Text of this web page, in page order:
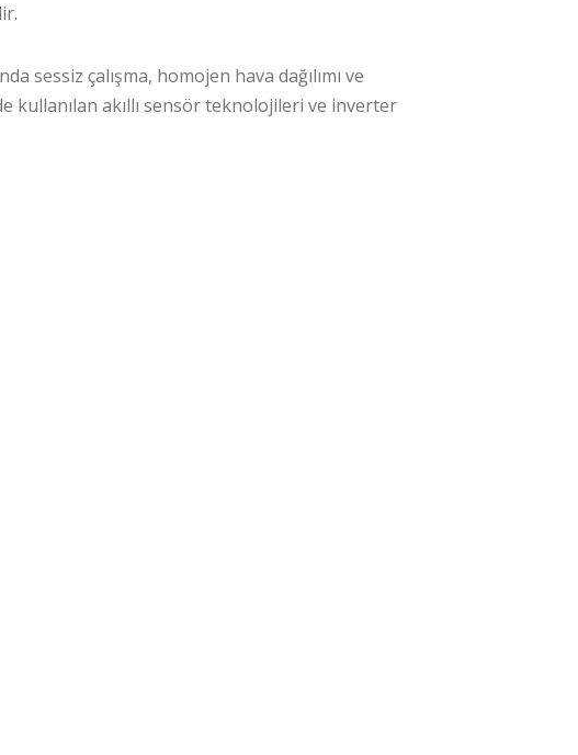
sessiz çalışma, homojen hava dağılımı ve
kullanılan akıllı sensör teknolojileri ve inverter